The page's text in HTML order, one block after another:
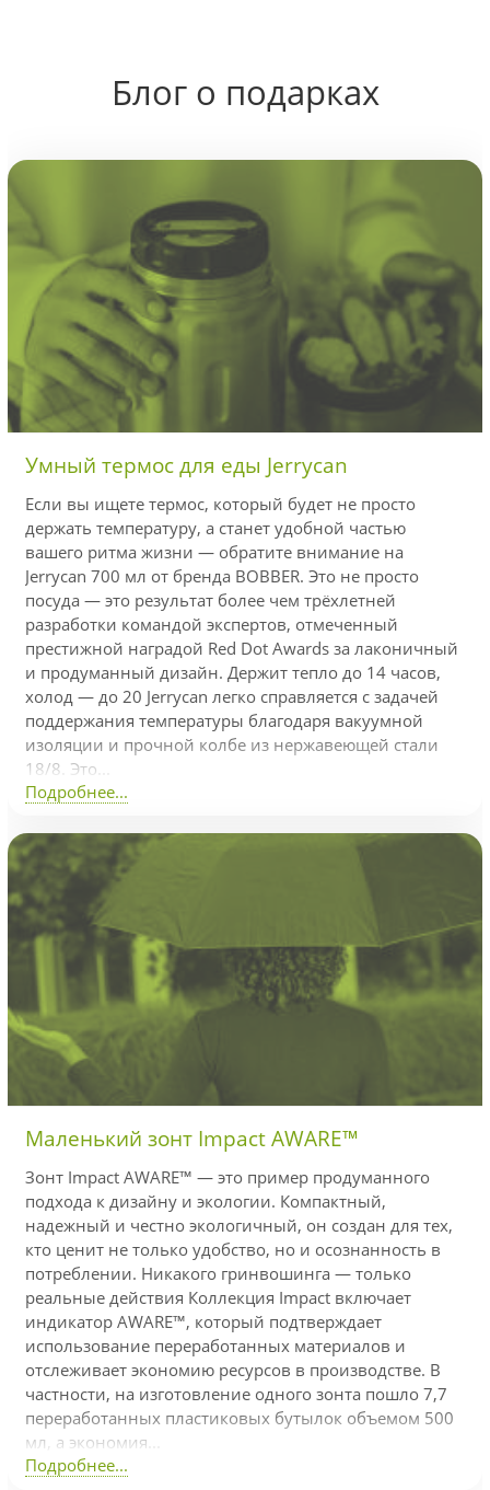
Блог о подарках
Умный термос для еды Jerrycan
Если вы ищете термос, который будет не просто
держать температуру, а станет удобной частью
вашего ритма жизни — обратите внимание на
Jerrycan 700 мл от бренда BOBBER. Это не просто
посуда — это результат более чем трёхлетней
разработки командой экспертов, отмеченный
престижной наградой Red Dot Awards за лаконичный
и продуманный дизайн. Держит тепло до 14 часов,
холод — до 20 Jerrycan легко справляется с задачей
поддержания температуры благодаря вакуумной
изоляции и прочной колбе из нержавеющей стали
18/8. Это...
Подробнее...
Маленький зонт Impact AWARE™
Зонт Impact AWARE™ — это пример продуманного
подхода к дизайну и экологии. Компактный,
надежный и честно экологичный, он создан для тех,
кто ценит не только удобство, но и осознанность в
потреблении. Никакого гринвошинга — только
реальные действия Коллекция Impact включает
индикатор AWARE™, который подтверждает
использование переработанных материалов и
отслеживает экономию ресурсов в производстве. В
частности, на изготовление одного зонта пошло 7,7
переработанных пластиковых бутылок объемом 500
мл, а экономия...
Подробнее...